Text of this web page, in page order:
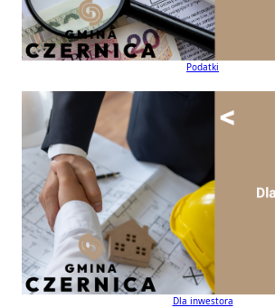
Podatki
Dla inwestora